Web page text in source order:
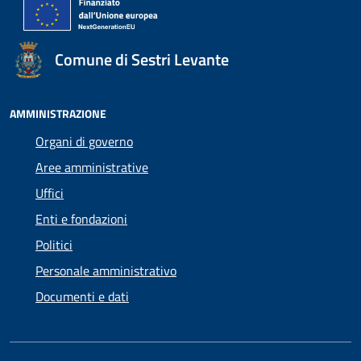
Comune di Sestri Levante
AMMINISTRAZIONE
Organi di governo
Aree amministrative
Uffici
Enti e fondazioni
Politici
Personale amministrativo
Documenti e dati